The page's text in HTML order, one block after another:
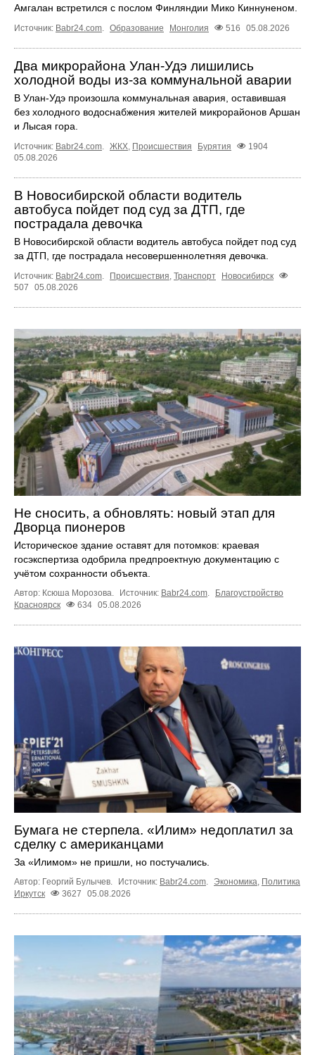
Амгалан встретился с послом Финляндии Мико Киннуненом.
Источник: Babr24.com Образование Монголия 516 05.08.2026
Два микрорайона Улан-Удэ лишились
холодной воды из-за коммунальной аварии
В Улан-Удэ произошла коммунальная авария, оставившая
без холодного водоснабжения жителей микрорайонов Аршан
и Лысая гора.
Источник: Babr24.com. ЖКХ, Происшествия Бурятия
1904
05.08.2026
В Новосибирской области водитель
автобуса пойдет под суд за ДТП, где
пострадала девочка
В Новосибирской области водитель автобуса пойдет под суд
за ДТП, где пострадала несовершеннолетняя девочка.
Источник: Babr24.com. Происшествия, Транспорт
Новосибирск
507
05.08.2026
Не сносить, а обновлять: новый этап для
Дворца пионеров
Историческое здание оставят для потомков: краевая
госэкспертиза одобрила предпроектную документацию с
учётом сохранности объекта.
Автор: Ксюша Морозова. Источник: Babr24.com
Благоустройство
Красноярск
634 05.08.2026
Бумага не стерпела. «Илим» недоплатил за
сделку с американцами
За «Илимом» не пришли, но постучались.
Автор: Георгий Булычев. Источник: Babr24.com. Экономика, Политика
Иркутск
3627 05.08.2026